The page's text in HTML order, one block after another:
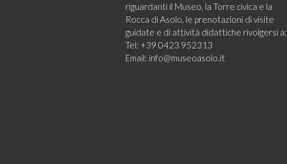
riguardanti il Museo, la Torre civica e la
Rocca di Asolo, le prenotazioni di visite
guidate e di attività didattiche rivolgersi a:
Tel: +39 0423 952313
Email: info@museoasolo.it